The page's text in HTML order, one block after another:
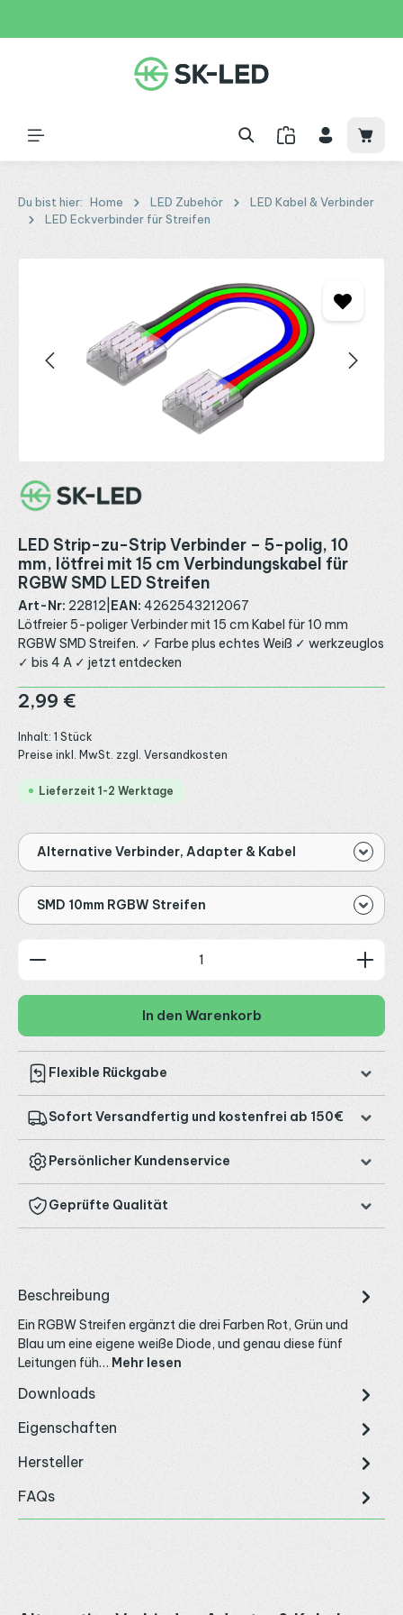
Du bist hier: Home LED Zubehör
LED Kabel & Verbinder
LED Eckverbinder für Streifen
LED Strip-zu-Strip Verbinder – 5-polig, 10
mm, lötfrei mit 15 cm Verbindungskabel für
RGBW SMD LED Streifen
Art-Nr: 22812 EAN: 4262543212067
Lötfreier 5-poliger Verbinder mit 15 cm Kabel für 10 mm
RGBW SMD Streifen. ✓ Farbe plus echtes Weiß ✓ werkzeuglos
✓ bis 4 A ✓ jetzt entdecken
Regulärer Preis:
2,99 €
Inhalt: 1 Stück
Preise inkl. MwSt. zzgl. Versandkosten
Lieferzeit 1-2 Werktage
Alternative Verbinder, Adapter & Kabel
SMD 10mm RGBW Streifen
Produkt Anzahl: Gib den gewünschten Wert ein
In den Warenkorb
Flexible Rückgabe
Sofort Versandfertig und kostenfrei ab 150€
Persönlicher Kundenservice
Geprüfte Qualität
Beschreibung
Ein RGBW Streifen ergänzt die drei Farben Rot, Grün und
Blau um eine eigene weiße Diode, und genau diese fünf
Leitungen füh… Mehr lesen
Downloads
Eigenschaften
Hersteller
FAQs